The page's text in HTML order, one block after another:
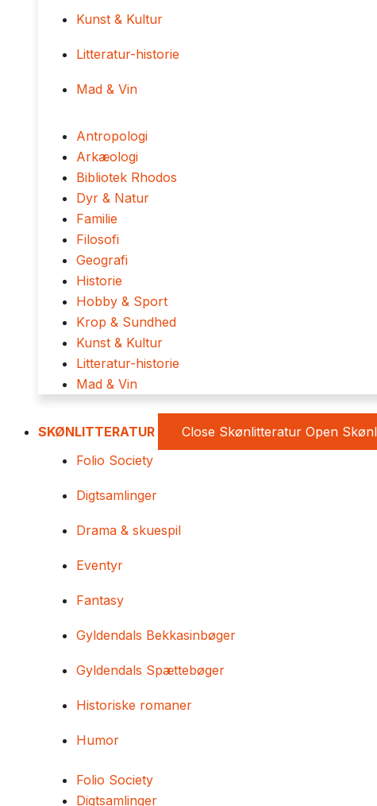
Kunst & Kultur
Litteratur-historie
Mad & Vin
Antropologi
Arkæologi
Bibliotek Rhodos
Dyr & Natur
Familie
Filosofi
Geografi
Historie
Hobby & Sport
Krop & Sundhed
Kunst & Kultur
Litteratur-historie
Mad & Vin
SKØNLITTERATUR Close Skønlitteratur Open
Folio Society
Digtsamlinger
Drama & skuespil
Eventyr
Fantasy
Gyldendals Bekkasinbøger
Gyldendals Spættebøger
Historiske romaner
Humor
Folio Society
Digtsamlinger